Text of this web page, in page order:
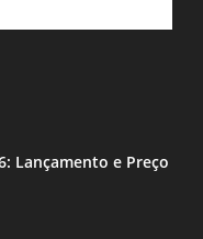
Lançamento e Preço